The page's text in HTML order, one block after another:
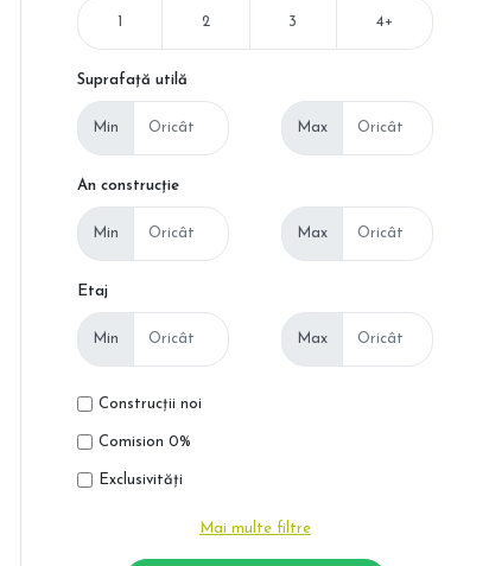
1 2 3 4+
Suprafață utilă
Min Max
An construcție
Min Max
Etaj
Min Max
Construcții noi
Comision 0%
Exclusivități
Mai multe filtre